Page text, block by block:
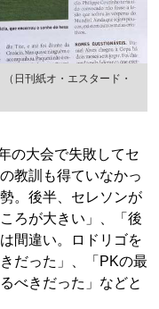
日刊紙オ・エスタード・
の大会で失敗してセ
教訓も得ていなかっ
。後半、セレソンが
ろが大きい」、「後
間違い。ロドリゴを
だった」、「PKの最
べきだった」などと